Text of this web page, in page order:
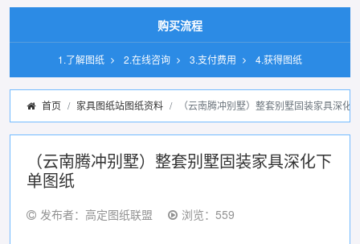
购买流程
1.了解图纸 2.在线咨询 3.支付费用 4.获得图纸
首页 家具图纸站图纸资料 （云南腾冲别墅）整套别墅固装家具深化
（云南腾冲别墅）整套别墅固装家具深化下
单图纸
发布者：高定图纸联盟 浏览：559